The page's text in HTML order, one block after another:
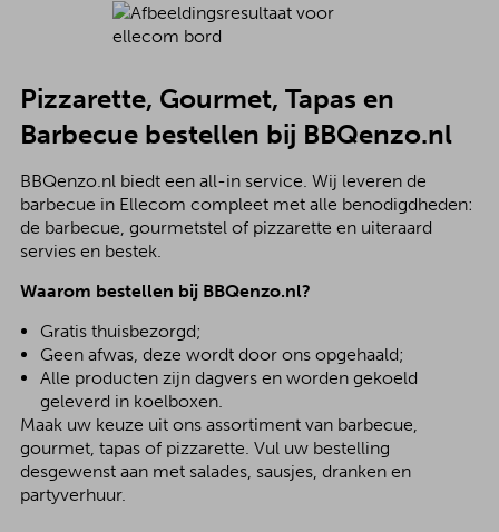
Pizzarette, Gourmet, Tapas en
Barbecue bestellen bij BBQenzo.nl
BBQenzo.nl biedt een all-in service. Wij leveren de
barbecue in Ellecom compleet met alle benodigdheden:
de barbecue, gourmetstel of pizzarette en uiteraard
servies en bestek.
Waarom bestellen bij BBQenzo.nl?
Gratis thuisbezorgd;
Geen afwas, deze wordt door ons opgehaald;
Alle producten zijn dagvers en worden gekoeld
geleverd in koelboxen.
Maak uw keuze uit ons assortiment van barbecue,
gourmet, tapas of pizzarette. Vul uw bestelling
desgewenst aan met salades, sausjes, dranken en
partyverhuur.